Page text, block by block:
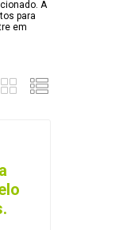
A
para
em